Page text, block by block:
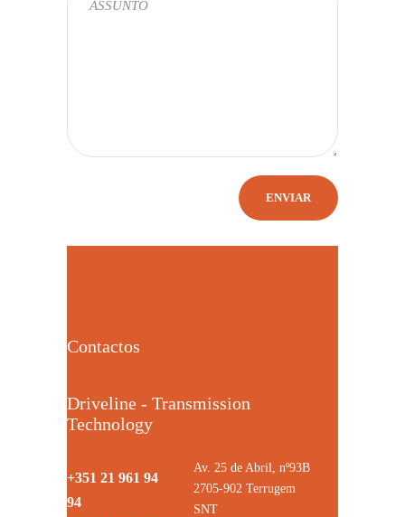
Contactos
Driveline - Transmission
Technology
+351 21 961 94
94
Av. 25 de Abril, nº93B
2705-902 Terrugem
SNT